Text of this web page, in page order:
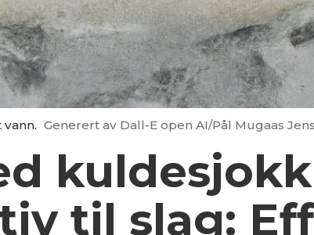
Generert av Dall-E open AI/Pål Mugaas
til slag: